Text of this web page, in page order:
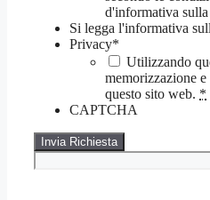
d'informativa sulla
Si legga l'informativa
Privacy*
Utilizzando
memorizzazione
questo sito web. *
CAPTCHA